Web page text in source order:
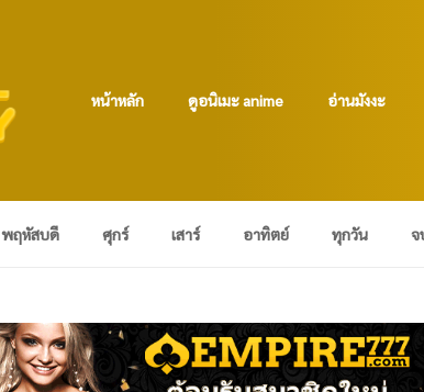
หน้าหลัก ดูอนิเมะ anime อ่านมังงะ
พฤหัสบดี ศุกร์ เสาร์ อาทิตย์ ทุกวัน จ